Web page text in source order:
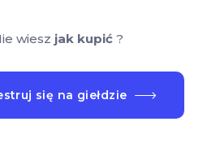
wiesz jak kupić?
się na giełdzie